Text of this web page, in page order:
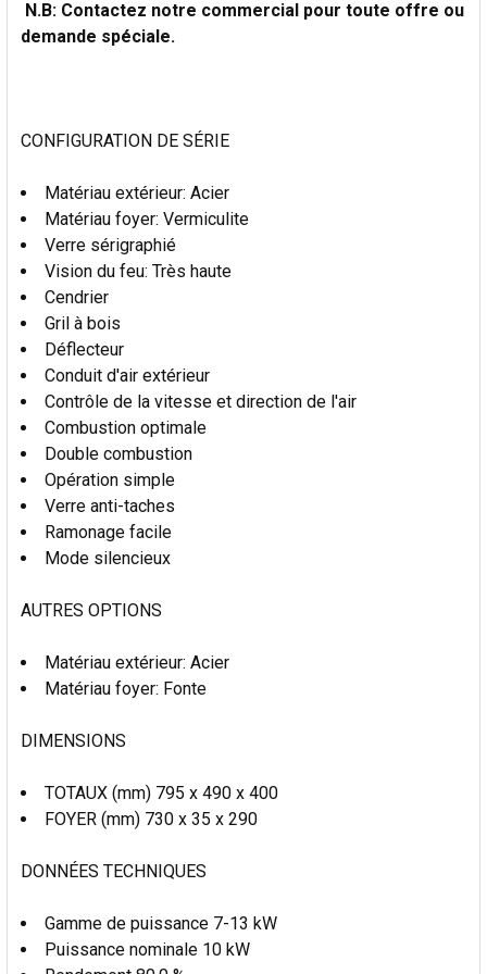
LA
SÉLECTION
AU PANIER
N.B: Contactez notre commercial pour toute offre ou
demande spéciale.
CONFIGURATION DE SÉRIE
Matériau extérieur: Acier
Matériau foyer: Vermiculite
Verre sérigraphié
Vision du feu: Très haute
Cendrier
Gril à bois
Déflecteur
Conduit d'air extérieur
Contrôle de la vitesse et direction de l'air
Combustion optimale
Double combustion
Opération simple
Verre anti-taches
Ramonage facile
Mode silencieux
AUTRES OPTIONS
Matériau extérieur: Acier
Matériau foyer: Fonte
DIMENSIONS
TOTAUX (mm) 795 x 490 x 400
FOYER (mm) 730 x 35 x 290
DONNÉES TECHNIQUES
Gamme de puissance 7-13 kW
Puissance nominale 10 kW